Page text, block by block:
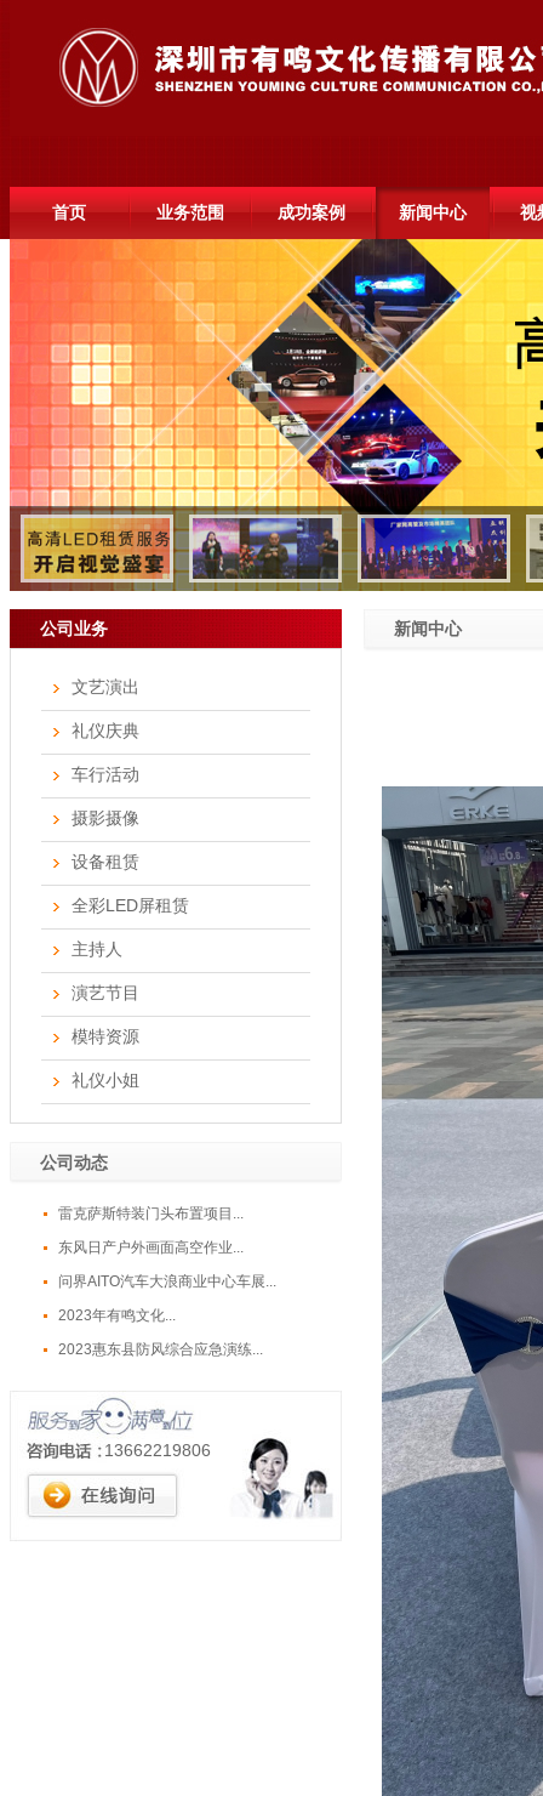
首页 业务范围 成功案例 新闻中心 视
公司业务
文艺演出
礼仪庆典
车行活动
摄影摄像
设备租赁
全彩LED屏租赁
主持人
演艺节目
模特资源
礼仪小姐
公司动态
雷克萨斯特装门头布置项目...
东风日产户外画面高空作业...
问界AITO汽车大浪商业中心车展...
2023年有鸣文化...
2023惠东县防风综合应急演练...
13662219806
新闻中心